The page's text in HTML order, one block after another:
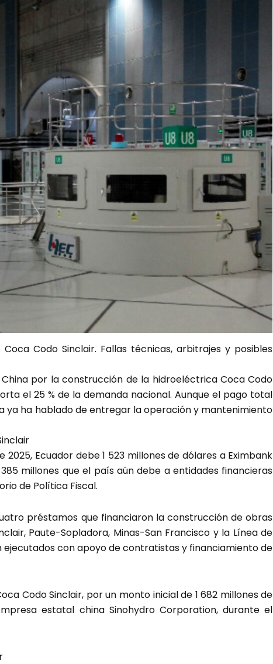
Codo Sinclair. Fallas técnicas, arbitrajes y posibles
por la construcción de la hidroeléctrica Coca Codo
el 25 % de la demanda nacional. Aunque el pago total
ya ha hablado de entregar la operación y mantenimiento
Ecuador debe 1 523 millones de dólares a Eximbank
millones que el país aún debe a entidades financieras
de Política Fiscal.
préstamos que financiaron la construcción de obras
Paute-Sopladora, Minas-San Francisco y la Línea de
con apoyo de contratistas y financiamiento de
Codo Sinclair, por un monto inicial de 1 682 millones de
estatal china Sinohydro Corporation, durante el